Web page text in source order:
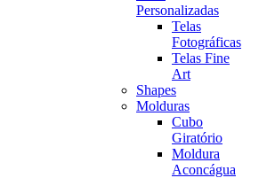
Personalizadas
Telas
Fotográficas
Telas Fine
Art
Shapes
Molduras
Cubo
Giratório
Moldura
Aconcágua